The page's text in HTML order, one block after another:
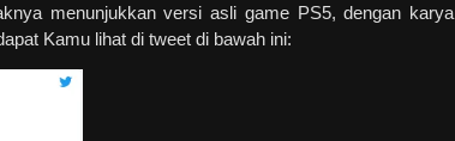
menunjukkan versi asli game PS5, dengan karya
Kamu lihat di tweet di bawah ini: